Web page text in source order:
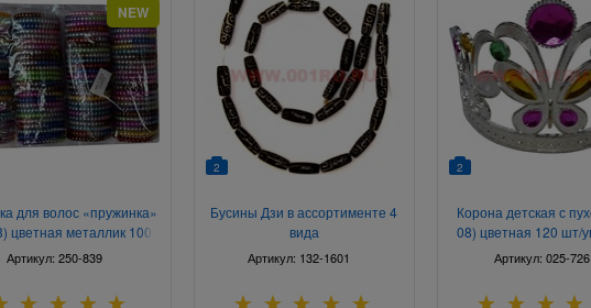
для волос «пружинка»
цветная металлик 100
шт/упаковка
Артикул:250-839
NEW
2
Бусины Дзи в ассортименте 4
вида
Артикул: 132-1601
2
Корона детская с
08) цветная 120 шт/
Артикул: 025-726